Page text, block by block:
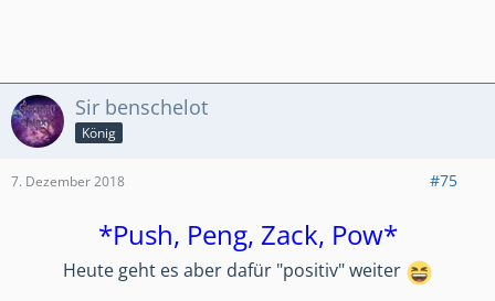
Sir benschelot
König
7. Dezember 2018 #75
*Push, Peng, Zack, Pow*
Heute geht es aber dafür "positiv" weiter